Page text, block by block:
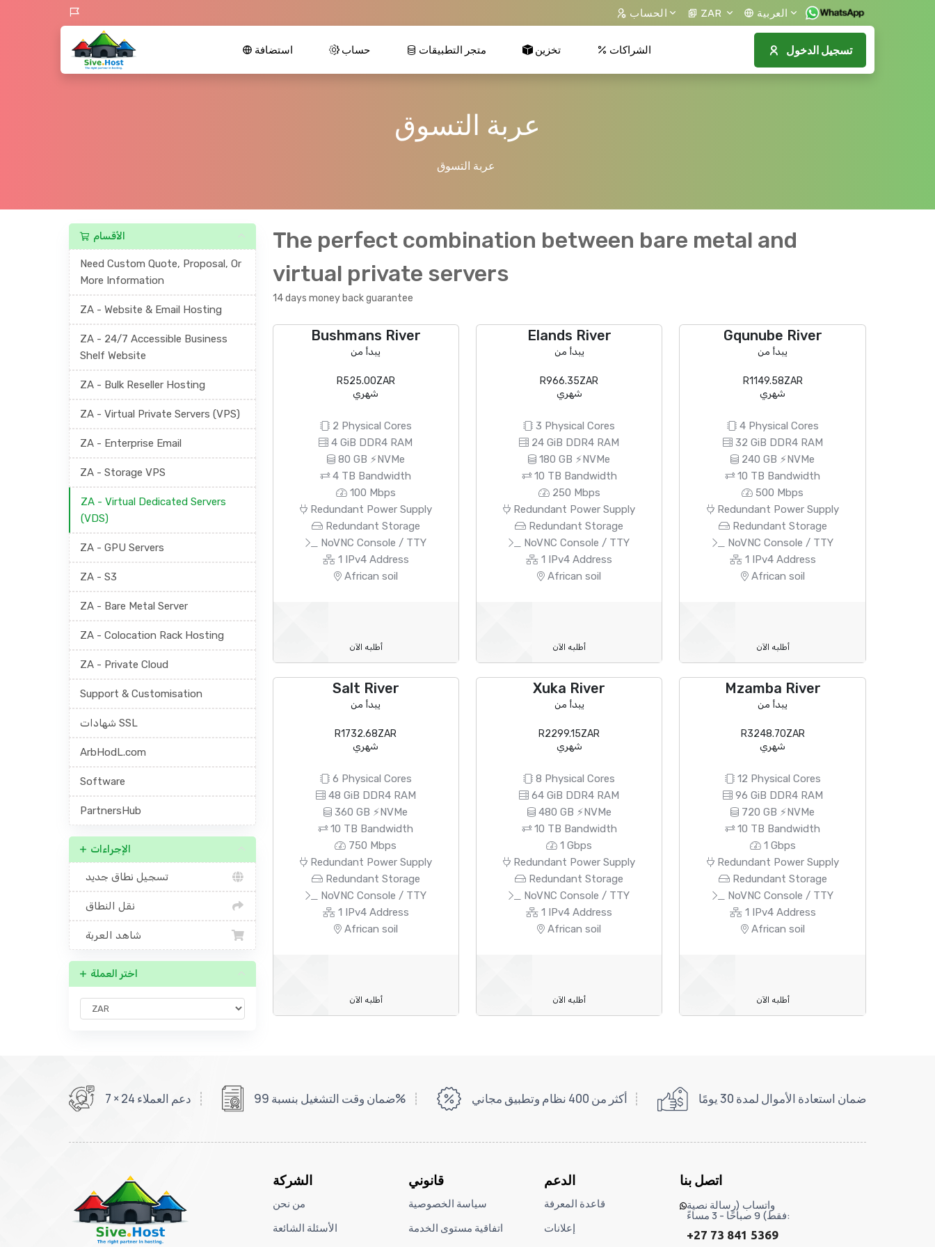
الحساب ZAR العربية
تسجيل الدخول استضافة حساب متجر التطبيقات تخزين الشراكات
عربة التسوق
عربة التسوق
الأقسام
Need Custom Quote, Proposal, Or
More Information
ZA - Website & Email Hosting
ZA - 24/7 Accessible Business
Shelf Website
ZA - Bulk Reseller Hosting
ZA - Virtual Private Servers (VPS)
ZA - Enterprise Email
ZA - Storage VPS
ZA - Virtual Dedicated Servers
(VDS)
ZA - GPU Servers
ZA - S3
ZA - Bare Metal Server
ZA - Colocation Rack Hosting
ZA - Private Cloud
Support & Customisation
شهادات SSL
ArbHodL.com
Software
PartnersHub
الإجراءات
تسجيل نطاق جديد
نقل النطاق
شاهد العربة
اختر العملة
The perfect combination between bare metal and
virtual private servers
14 days money back guarantee
Bushmans River
يبدأ من
R525.00ZAR
شهري
2 Physical Cores
4 GiB DDR4 RAM
80 GB ⚡NVMe
4 TB Bandwidth
100 Mbps
Redundant Power Supply
Redundant Storage
NoVNC Console / TTY
1 IPv4 Address
African soil
أطلبه الآن
Elands River
يبدأ من
R966.35ZAR
شهري
3 Physical Cores
24 GiB DDR4 RAM
180 GB ⚡NVMe
10 TB Bandwidth
250 Mbps
Redundant Power Supply
Redundant Storage
NoVNC Console / TTY
1 IPv4 Address
African soil
أطلبه الآن
Gqunube River
يبدأ من
R1149.58ZAR
شهري
4 Physical Cores
32 GiB DDR4 RAM
240 GB ⚡NVMe
10 TB Bandwidth
500 Mbps
Redundant Power Supply
Redundant Storage
NoVNC Console / TTY
1 IPv4 Address
African soil
أطلبه الآن
Salt River
يبدأ من
R1732.68ZAR
شهري
6 Physical Cores
48 GiB DDR4 RAM
360 GB ⚡NVMe
10 TB Bandwidth
750 Mbps
Redundant Power Supply
Redundant Storage
NoVNC Console / TTY
1 IPv4 Address
African soil
أطلبه الآن
Xuka River
يبدأ من
R2299.15ZAR
شهري
8 Physical Cores
64 GiB DDR4 RAM
480 GB ⚡NVMe
10 TB Bandwidth
1 Gbps
Redundant Power Supply
Redundant Storage
NoVNC Console / TTY
1 IPv4 Address
African soil
أطلبه الآن
Mzamba River
يبدأ من
R3248.70ZAR
شهري
12 Physical Cores
96 GiB DDR4 RAM
720 GB ⚡NVMe
10 TB Bandwidth
1 Gbps
Redundant Power Supply
Redundant Storage
NoVNC Console / TTY
1 IPv4 Address
African soil
أطلبه الآن
دعم العملاء 24 × 7 ضمان وقت التشغيل بنسبة 99% أكثر من 400 نظام وتطبيق مجاني ضمان استعادة الأموال لمدة 30 يومًا
الشركة
من نحن
الأسئلة الشائعة
قانوني
سياسة الخصوصية
اتفاقية مستوى الخدمة
الدعم
قاعدة المعرفة
إعلانات
اتصل بنا
واتساب (رسالة نصية
فقط) 9 صباحًا - 3 مساءً:
+27 73 841 5369